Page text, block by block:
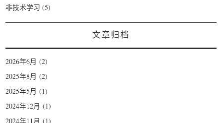
非技术学习 (5)
文章归档
2026年6月 (2)
2025年8月 (2)
2025年5月 (1)
2024年12月 (1)
2024年11月 (1)